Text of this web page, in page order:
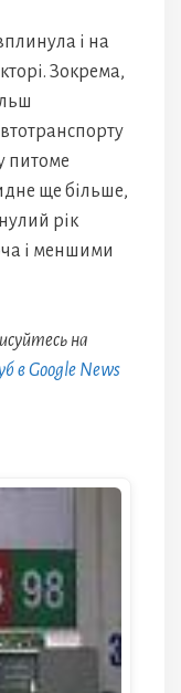
і на
Зокрема,
питоме
ще більше,
рік
і меншими
на
в Google News